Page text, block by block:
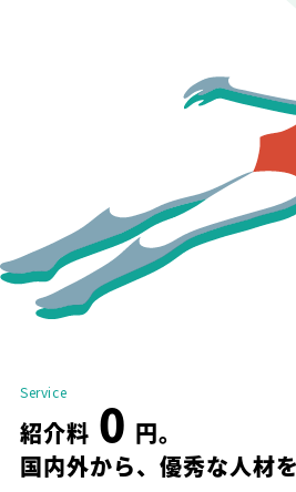
Service
紹介料 0 円。
国内外から、優秀な人材